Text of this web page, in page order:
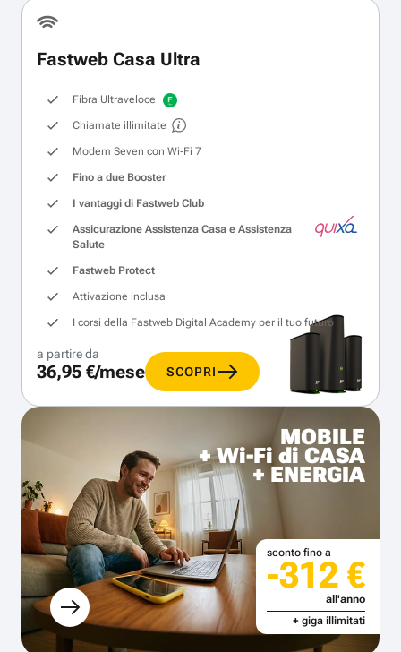
Fastweb Casa Ultra
Fibra Ultraveloce
Chiamate illimitate
Modem Seven con Wi‑Fi 7
Fino a due Booster
I vantaggi di Fastweb Club
Assicurazione Assistenza Casa e Assistenza
Salute
Fastweb Protect
Attivazione inclusa
I corsi della Fastweb Digital Academy per il tuo futuro
a partire da
36,95 €/mese SCOPRI
MOBILE
+ Wi-Fi di CASA
+ ENERGIA
sconto fino a
-312 €
all'anno
+ giga illimitati